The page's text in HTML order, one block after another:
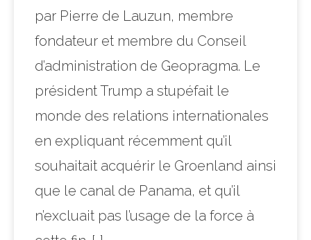
par Pierre de Lauzun, membre
fondateur et membre du Conseil
d’administration de Geopragma. Le
président Trump a stupéfait le
monde des relations internationales
en expliquant récemment qu’il
souhaitait acquérir le Groenland ainsi
que le canal de Panama, et qu’il
n’excluait pas l’usage de la force à